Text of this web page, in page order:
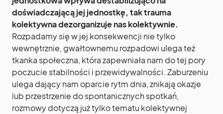
doświadczającą jej jednostkę, tak trauma
kolektywna dezorganizuje nas kolektywnie.
Rozpadamy się w jej konsekwencji nie tylko
wewnętrznie, gwałtownemu rozpadowi ulega też
tkanka społeczna, która zapewniała nam do tej pory
poczucie stabilności i przewidywalności. Zaburzeniu
ulega dający nam oparcie rytm dnia, znikają okazje
lub przestrzenie do spontanicznych spotkań,
rozmowy dotyczą już tylko tematu kolektywnej